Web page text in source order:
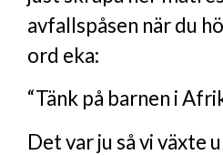
avfallspåsen när du
ord eka:
“Tänk på barnen i
Det var ju så vi växte